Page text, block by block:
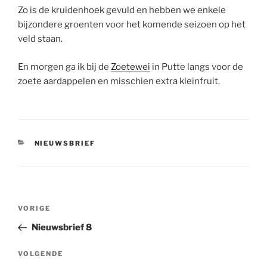
Zo is de kruidenhoek gevuld en hebben we enkele
bijzondere groenten voor het komende seizoen op het
veld staan.
En morgen ga ik bij de Zoetewei in Putte langs voor de
zoete aardappelen en misschien extra kleinfruit.
CATEGORIEËN
NIEUWSBRIEF
Bericht
Vorig
bericht
VORIGE
Nieuwsbrief 8
Volgend
VOLGENDE